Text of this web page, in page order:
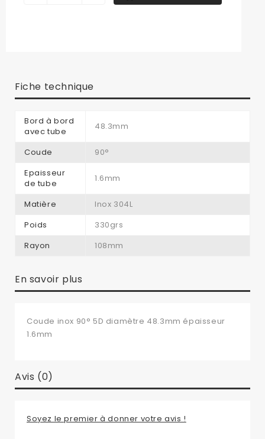
Fiche technique
Bord à bord
avec tube
48.3mm
Coude
90°
Epaisseur
de tube
1.6mm
Matière
Inox 304L
Poids
330grs
Rayon
108mm
En savoir plus
Coude inox 90° 5D diamètre 48.3mm épaisseur
1.6mm
Avis (0)
Soyez le premier à donner votre avis !